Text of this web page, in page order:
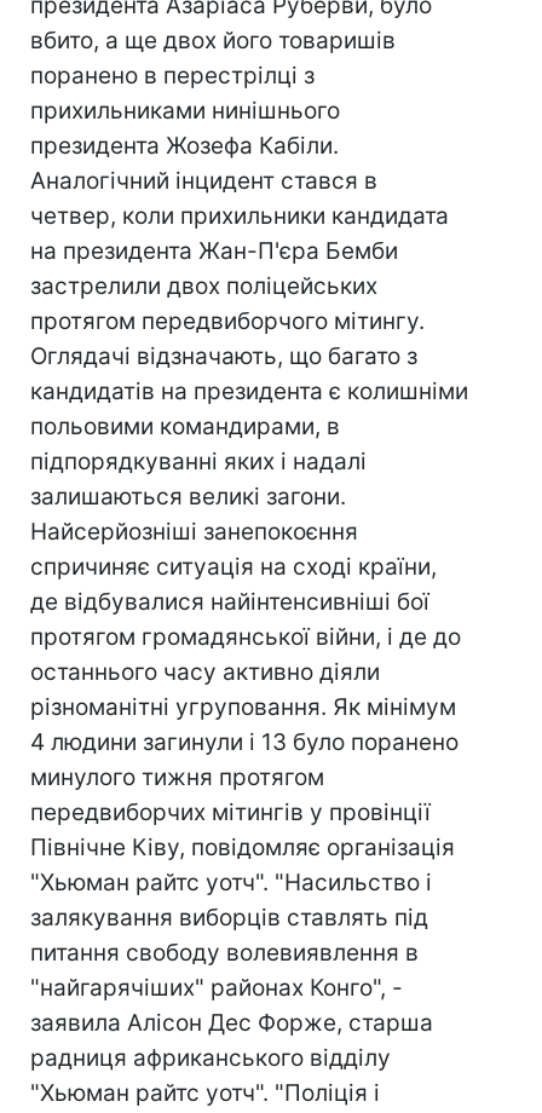
вбито, а ще двох його товаришів
поранено в перестрілці з
прихильниками нинішнього
президента Жозефа Кабіли.
Аналогічний інцидент стався в
четвер, коли прихильники кандидата
на президента Жан-П'єра Бемби
застрелили двох поліцейських
протягом передвиборчого мітингу.
Оглядачі відзначають, що багато з
кандидатів на президента є колишніми
польовими командирами, в
підпорядкуванні яких і надалі
залишаються великі загони.
Найсерйозніші занепокоєння
спричиняє ситуація на сході країни,
де відбувалися найінтенсивніші бої
протягом громадянської війни, і де до
останнього часу активно діяли
різноманітні угруповання. Як мінімум
4 людини загинули і 13 було поранено
минулого тижня протягом
передвиборчих мітингів у провінції
Північне Ківу, повідомляє організація
"Хьюман райтс уотч". "Насильство і
залякування виборців ставлять під
питання свободу волевиявлення в
"найгарячіших" районах Конго", -
заявила Алісон Дес Форже, старша
радниця африканського відділу
"Хьюман райтс уотч". "Поліція і